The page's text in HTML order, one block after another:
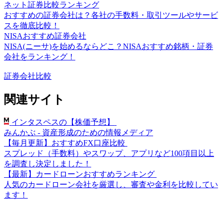
ネット証券比較ランキング
おすすめの証券会社は？各社の手数料・取引ツールやサービ
スを徹底比較！
NISAおすすめ証券会社
NISA(ニーサ)を始めるならどこ？NISAおすすめ銘柄・証券
会社をランキング！
証券会社比較
関連サイト
インタスペスの【株価予想】
みんかぶ - 資産形成のための情報メディア
【毎月更新】おすすめFX口座比較
スプレッド（手数料）やスワップ、アプリなど100項目以上
を調査し決定しました！
【最新】カードローンおすすめランキング
人気のカードローン会社を厳選し、審査や金利を比較してい
ます！